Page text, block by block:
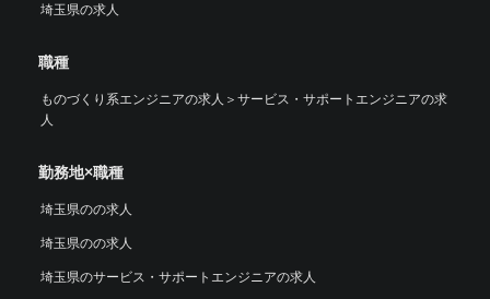
埼玉県の求人
職種
ものづくり系エンジニアの求人 ＞ サービス・サポートエンジニアの求
人
勤務地×職種
埼玉県のの求人
埼玉県のの求人
埼玉県のサービス・サポートエンジニアの求人